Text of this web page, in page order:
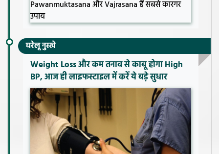
घरेलू नुस्खे
Weight Loss और कम तनाव से काबू होगा High
BP, आज ही लाइफस्टाइल में करें ये बड़े सुधार